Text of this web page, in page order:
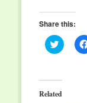
Share this:
Click
to
(Opens
in
new
Related